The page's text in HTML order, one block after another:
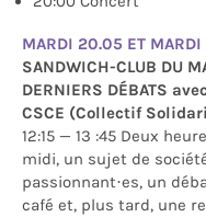
MARDI 20.05 ET MARDI
SANDWICH-CLUB DU
DERNIERS DÉBATS
CSCE (Collectif
12:15 — 13 :45 Deux
midi, un sujet de
passionnant·es, un
café et, plus tard, une